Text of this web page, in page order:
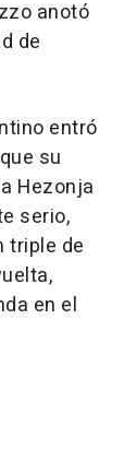
anotó
de
entró
su
Hezonja
serio,
triple de
en el